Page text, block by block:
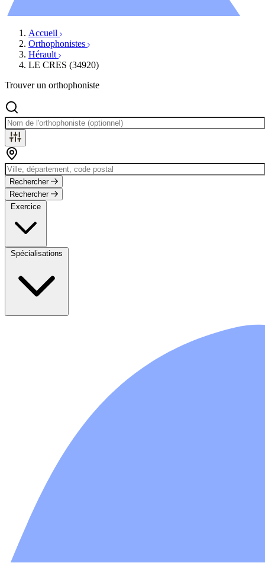
Accueil
Orthophonistes
Hérault
LE CRES (34920)
Trouver un orthophoniste
Rechercher
Rechercher
Exercice
Spécialisations